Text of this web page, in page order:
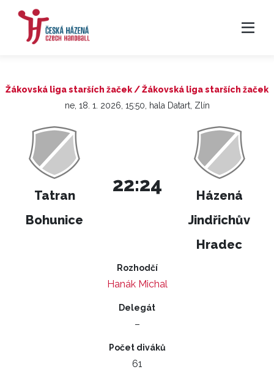
Žákovská liga starších žaček / Žákovská liga starších žaček
ne, 18. 1. 2026, 15:50, hala Datart, Zlín
Tatran
Bohunice
22:24
Házená
Jindřichův
Hradec
Rozhodčí
Hanák Michal
Delegát
–
Počet diváků
61